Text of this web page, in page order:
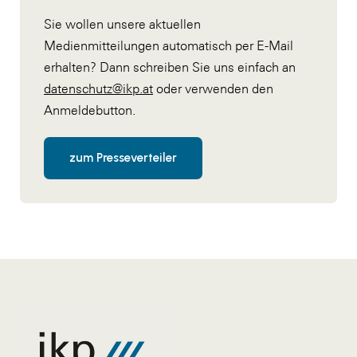
Sie wollen unsere aktuellen
Medienmitteilungen automatisch per E-Mail
erhalten? Dann schreiben Sie uns einfach an
datenschutz@ikp.at oder verwenden den
Anmeldebutton.
zum Presseverteiler